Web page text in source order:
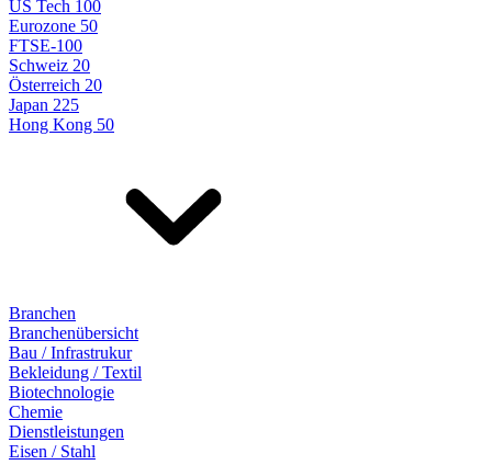
US Tech 100
Eurozone 50
FTSE-100
Schweiz 20
Österreich 20
Japan 225
Hong Kong 50
Branchen
Branchenübersicht
Bau / Infrastrukur
Bekleidung / Textil
Biotechnologie
Chemie
Dienstleistungen
Eisen / Stahl